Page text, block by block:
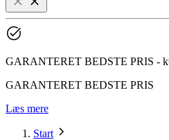
GARANTERET BEDSTE PRIS -
GARANTERET BEDSTE PRIS
Læs mere
Start